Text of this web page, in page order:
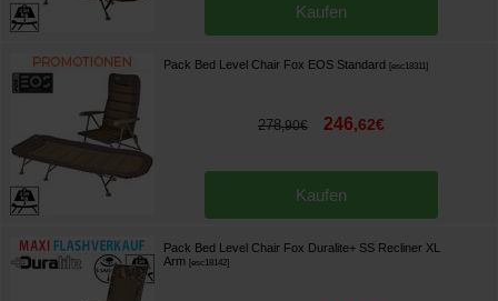
Kaufen
Pack Bed Level Chair Fox EOS Standard [esc18311]
278,90€ 246,62€
Kaufen
Pack Bed Level Chair Fox Duralite+ SS Recliner XL
Arm [esc18142]